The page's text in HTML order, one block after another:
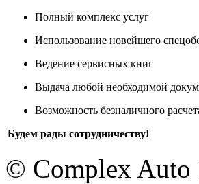
Полный комплекс услуг
Использование новейшего
Ведение сервисных книг
Выдача любой необходимой
Возможность безналичного
Будем рады сотрудничеству!
© Complex Auto